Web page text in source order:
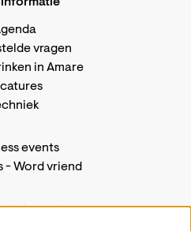
informatie
vragen
in Amare
events
-Word vriend